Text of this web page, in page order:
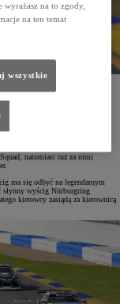
Zjednoczonych, który
poziomów. Kapitanowie
Wszyscy oni walczyli
Niemal 400-konna,
dostarczyła na dystansie
zawody podczas transmisji
natomiast tuż za nimi
ma się odbyć na legendarnym
wyścig Nürburgring
kierowcy zasiądą za kierownicą
na to zgody,
na ten temat
wszystkie